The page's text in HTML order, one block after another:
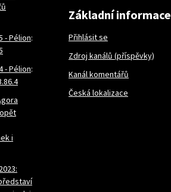
- Pélion:
- Pélion:
i
Základní informace
Přihlásit se
Zdroj kanálů (příspěvky)
Kanál komentářů
Česká lokalizace